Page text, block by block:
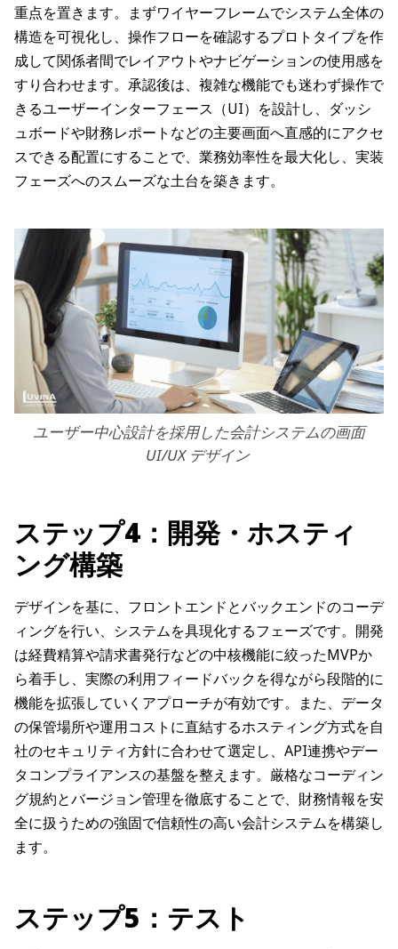
重点を置きます。まずワイヤーフレームでシステム全体の
構造を可視化し、操作フローを確認するプロトタイプを作
成して関係者間でレイアウトやナビゲーションの使用感を
すり合わせます。承認後は、複雑な機能でも迷わず操作で
きるユーザーインターフェース（UI）を設計し、ダッシ
ュボードや財務レポートなどの主要画面へ直感的にアクセ
スできる配置にすることで、業務効率性を最大化し、実装
フェーズへのスムーズな土台を築きます。
ユーザー中心設計を採用した会計システムの画面
UI/UX デザイン
ステップ4：開発・ホスティ
ング構築
デザインを基に、フロントエンドとバックエンドのコーデ
ィングを行い、システムを具現化するフェーズです。開発
は経費精算や請求書発行などの中核機能に絞ったMVPか
ら着手し、実際の利用フィードバックを得ながら段階的に
機能を拡張していくアプローチが有効です。また、データ
の保管場所や運用コストに直結するホスティング方式を自
社のセキュリティ方針に合わせて選定し、API連携やデー
タコンプライアンスの基盤を整えます。厳格なコーディン
グ規約とバージョン管理を徹底することで、財務情報を安
全に扱うための強固で信頼性の高い会計システムを構築し
ます。
ステップ5：テスト